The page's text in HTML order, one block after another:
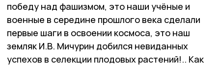
победу над фашизмом, это наши учёные и
военные в середине прошлого века сделали
первые шаги в освоении космоса, это наш
земляк И.В. Мичурин добился невиданных
успехов в селекции плодовых растений!.. Как